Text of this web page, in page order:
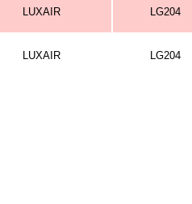
LUXAIR LG204
LUXAIR LG204